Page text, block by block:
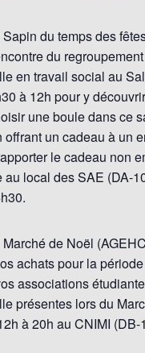
du temps des
du
en travail social au
à 12h pour y
une boule dans ce
offrant un cadeau à un
le cadeau non
local des SAE (DA-
de Noël
achats pour la
associations
présentes lors du
à 20h au CNIMI (DB-